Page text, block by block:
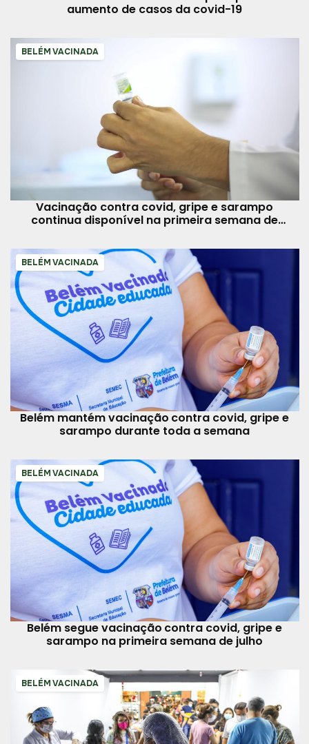
aumento de casos da covid-19
BELÉM VACINADA
Vacinação contra covid, gripe e sarampo
continua disponível na primeira semana de
BELÉM VACINADA
Belém mantém vacinação contra covid, gripe e
sarampo durante toda a semana
BELÉM VACINADA
Belém segue vacinação contra covid, gripe e
sarampo na primeira semana de julho
BELÉM VACINADA